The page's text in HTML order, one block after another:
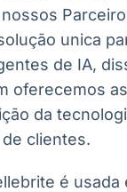
unica
de IA,
oferecemos
da
clientes.
é